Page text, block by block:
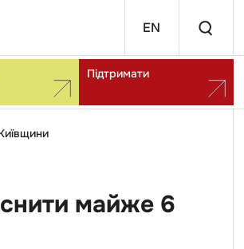
EN
Підтримати
майже 6